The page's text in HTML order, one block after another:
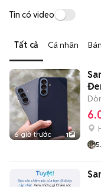
tin đăng.
địa điểm giao nhận,
Tin có video
Tất cả Cá nhân
6 giờ trước 1